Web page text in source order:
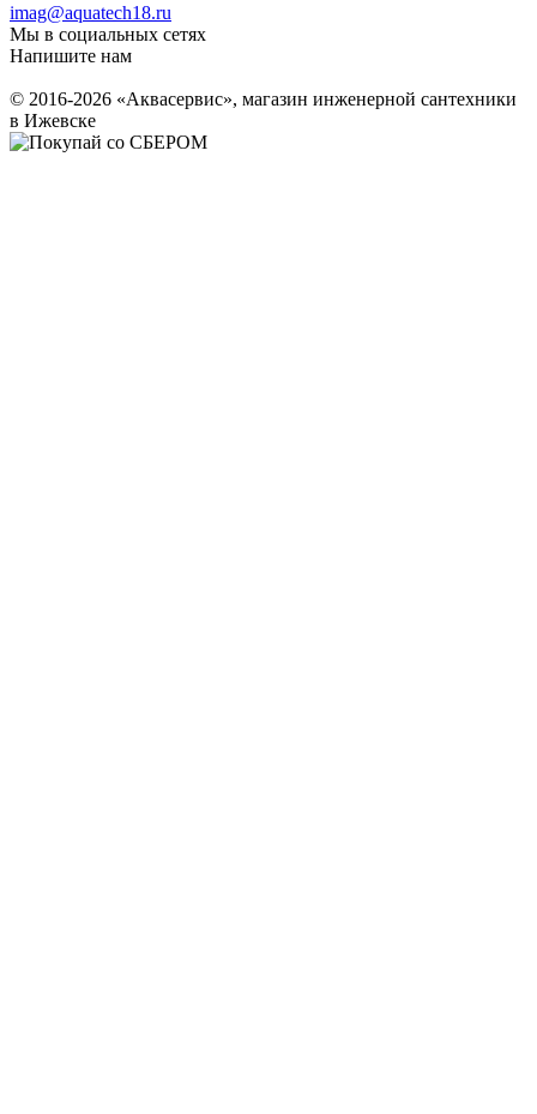
imag@aquatech18.ru
Мы в социальных сетях
Напишите нам
© 2016-2026 «Аквасервис», магазин инженерной сантехники
в Ижевске